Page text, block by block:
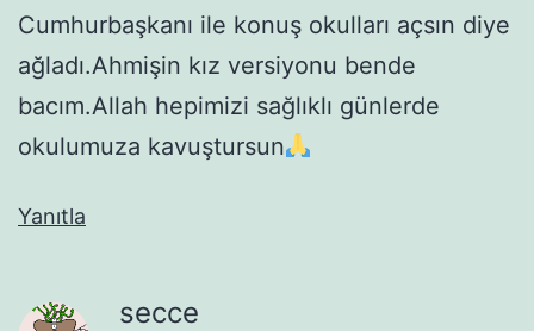
Cumhurbaşkanı ile konuş okulları açsın diye
ağladı.Ahmişin kız versiyonu bende
bacım.Allah hepimizi sağlıklı günlerde
okulumuza kavuştursun
Yanıtla
secce